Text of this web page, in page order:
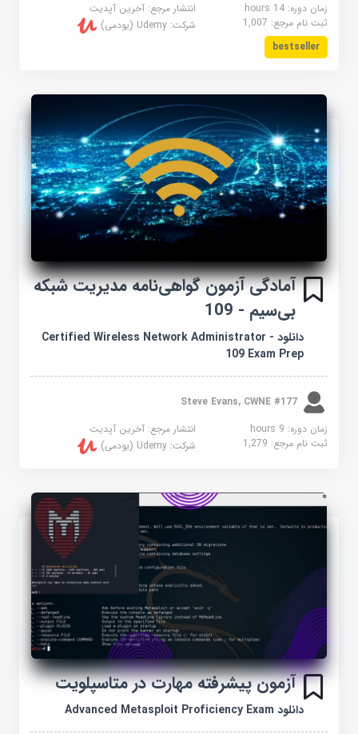
زمان دوره: 14 hours
انتشار مرجع:آخرین آپدیت
ثبت نام مرجع:1,007 شرکت:Udemy (یودمی)
bestseller
آمادگی آزمون گواهی‌نامه مدیریت شبکه
بی‌سیم - 109
دانلود Certified Wireless Network Administrator -
109 Exam Prep
Steve Evans, CWNE #177
زمان دوره: 9 hours
انتشار مرجع:آخرین آپدیت
ثبت نام مرجع:1,279 شرکت:Udemy (یودمی)
آزمون پیشرفته مهارت در متاسپلویت
دانلود Advanced Metasploit Proficiency Exam